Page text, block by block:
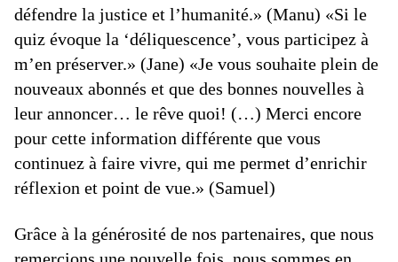
défendre la justice et l’humanité.» (Manu) «Si le
quiz évoque la ‘déliquescence’, vous participez à
m’en préserver.» (Jane) «Je vous souhaite plein de
nouveaux abonnés et que des bonnes nouvelles à
leur annoncer… le rêve quoi! (…) Merci encore
pour cette information différente que vous
continuez à faire vivre, qui me permet d’enrichir
réflexion et point de vue.» (Samuel)
Grâce à la générosité de nos partenaires, que nous